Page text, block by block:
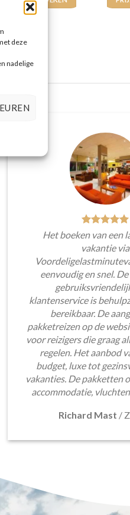
deze
nadelige
Het boeken van een
vakantie via
eenvoudig en snel.
klantenservice is
bereikbaar. De
pakketreizen op de
voor reizigers die graag
regelen. Het aanbod
budget, luxe tot
vakanties. De pakketten
accommodatie,
Richard Mast /